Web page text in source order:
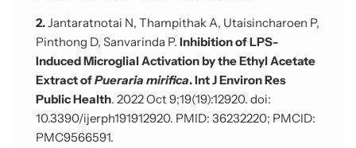
2.Jantaratnotai N, Thampithak A, Utaisincharoen P,
Pinthong D, Sanvarinda P. Inhibition of LPS-
Induced Microglial Activation by the Ethyl Acetate
Extract ofPueraria mirifica. Int J Environ Res
Public Health. 2022 Oct 9;19(19):12920. doi:
10.3390/ijerph191912920. PMID: 36232220; PMCID:
PMC9566591.